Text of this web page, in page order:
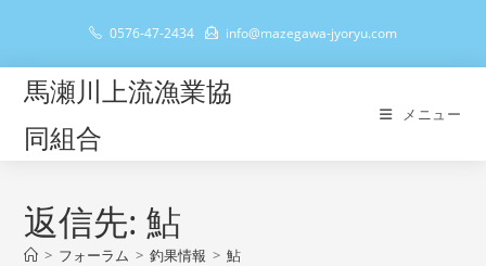
テ
0576-47-2434 info@mazegawa-jyoryu.com
馬瀬川上流漁業協
同組合
メニュー
返信先: 鮎
> フォーラム > 釣果情報 > 鮎